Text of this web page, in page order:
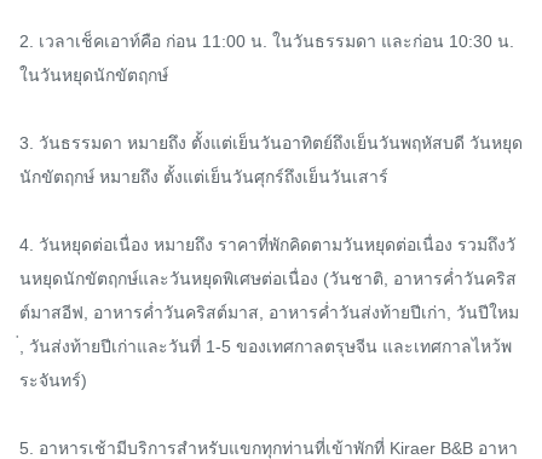
2. เวลาเช็คเอาท์คือ ก่อน 11:00 น. ในวันธรรมดา และก่อน 10:30 น.
ในวันหยุดนักขัตฤกษ์
3. วันธรรมดา หมายถึง ตั้งแต่เย็นวันอาทิตย์ถึงเย็นวันพฤหัสบดี วันหยุด
นักขัตฤกษ์ หมายถึง ตั้งแต่เย็นวันศุกร์ถึงเย็นวันเสาร์
4. วันหยุดต่อเนื่อง หมายถึง ราคาที่พักคิดตามวันหยุดต่อเนื่อง รวมถึงวั
นหยุดนักขัตฤกษ์และวันหยุดพิเศษต่อเนื่อง (วันชาติ, อาหารค่ำวันคริส
ต์มาสอีฟ, อาหารค่ำวันคริสต์มาส, อาหารค่ำวันส่งท้ายปีเก่า, วันปีใหม
่, วันส่งท้ายปีเก่าและวันที่ 1-5 ของเทศกาลตรุษจีน และเทศกาลไหว้พ
ระจันทร์)
5. อาหารเช้ามีบริการสำหรับแขกทุกท่านที่เข้าพักที่ Kiraer B&B อาหา